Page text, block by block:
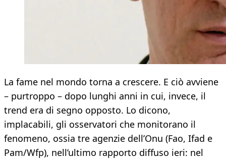
La fame nel mondo torna a crescere. E ciò avviene
– purtroppo – dopo lunghi anni in cui, invece, il
trend era di segno opposto. Lo dicono,
implacabili, gli osservatori che monitorano il
fenomeno, ossia tre agenzie dell’Onu (Fao, Ifad e
Pam/Wfp), nell’ultimo rapporto diffuso ieri: nel